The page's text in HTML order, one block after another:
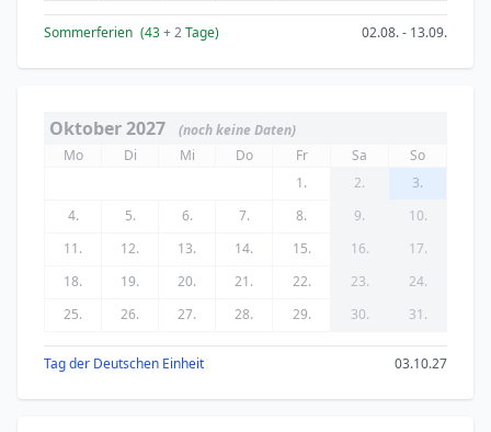
Sommerferien (43+ 2Tage) 02.08. - 13.09.
Oktober 2027
(noch keine Daten)
Mo
Di Mi Do Fr Sa
So
1.
2.
3.
4.
5. 6. 7. 8. 9.
10.
11.
12. 13. 14. 15. 16.
17.
18.
19. 20. 21. 22. 23.
24.
25.
26. 27. 28. 29. 30. 31.
Tag der Deutschen Einheit 03.10.27